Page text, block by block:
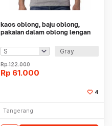
kaos oblong, baju oblong,
pakaian dalam oblong lengan
Gray
Rp122.000
Rp 61.000
4
Tangerang